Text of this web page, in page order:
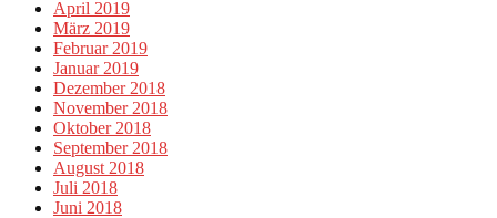
April 2019
März 2019
Februar 2019
Januar 2019
Dezember 2018
November 2018
Oktober 2018
September 2018
August 2018
Juli 2018
Juni 2018